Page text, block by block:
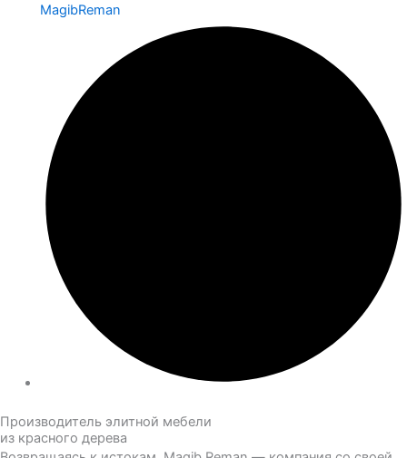
MagibReman
Производитель элитной мебели
из красного дерева